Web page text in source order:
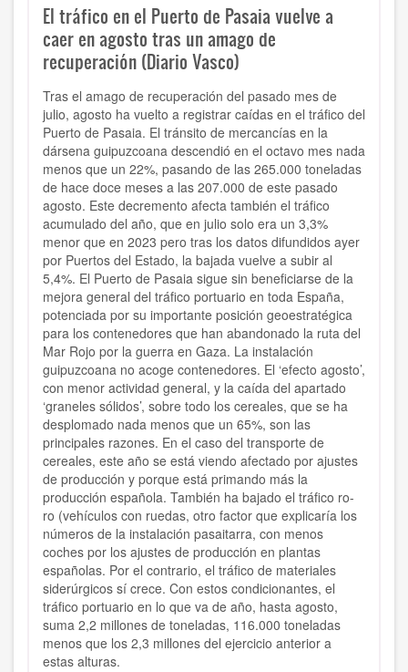
El tráfico en el Puerto de Pasaia vuelve a
caer en agosto tras un amago de
recuperación (Diario Vasco)
Tras el amago de recuperación del pasado mes de
julio, agosto ha vuelto a registrar caídas en el tráfico del
Puerto de Pasaia. El tránsito de mercancías en la
dársena guipuzcoana descendió en el octavo mes nada
menos que un 22%, pasando de las 265.000 toneladas
de hace doce meses a las 207.000 de este pasado
agosto. Este decremento afecta también el tráfico
acumulado del año, que en julio solo era un 3,3%
menor que en 2023 pero tras los datos difundidos ayer
por Puertos del Estado, la bajada vuelve a subir al
5,4%. El Puerto de Pasaia sigue sin beneficiarse de la
mejora general del tráfico portuario en toda España,
potenciada por su importante posición geoestratégica
para los contenedores que han abandonado la ruta del
Mar Rojo por la guerra en Gaza. La instalación
guipuzcoana no acoge contenedores. El ‘efecto agosto’,
con menor actividad general, y la caída del apartado
‘graneles sólidos’, sobre todo los cereales, que se ha
desplomado nada menos que un 65%, son las
principales razones. En el caso del transporte de
cereales, este año se está viendo afectado por ajustes
de producción y porque está primando más la
producción española. También ha bajado el tráfico ro-
ro (vehículos con ruedas, otro factor que explicaría los
números de la instalación pasaitarra, con menos
coches por los ajustes de producción en plantas
españolas. Por el contrario, el tráfico de materiales
siderúrgicos sí crece. Con estos condicionantes, el
tráfico portuario en lo que va de año, hasta agosto,
suma 2,2 millones de toneladas, 116.000 toneladas
menos que los 2,3 millones del ejercicio anterior a
estas alturas.